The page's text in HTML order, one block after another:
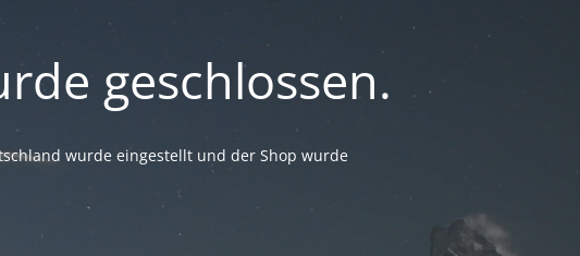
geschlossen.
wurde eingestellt und der Shop wurde